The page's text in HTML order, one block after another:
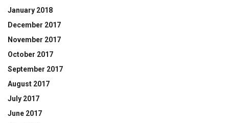
January 2018
December 2017
November 2017
October 2017
September 2017
August 2017
July 2017
June 2017